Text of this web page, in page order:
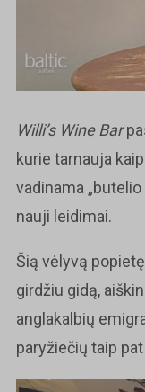
Willi’s Wine Bar
kurie tarnauja
vadinama
nauji leidimai.
Šią vėlyvą
girdžiu gidą,
anglakalbių
paryžiečių taip